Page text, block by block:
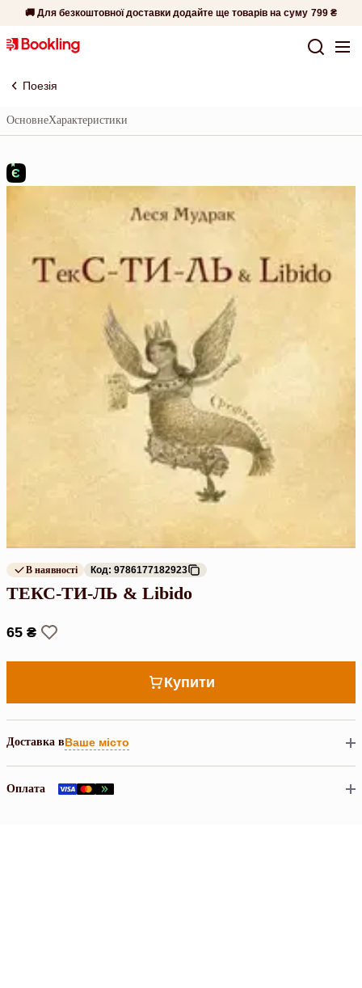
🚚 Для безкоштовної доставки додайте ще товарів на суму 799 ₴
Поезія
ОсновнеХарактеристики
В наявності Код: 9786177182923
ТЕКС-ТИ-ЛЬ & Libido
65 ₴
Купити
Доставка вВаше місто
Оплата